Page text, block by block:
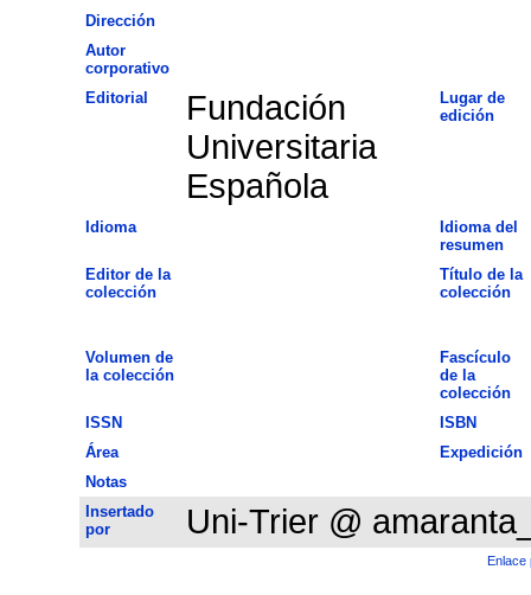
Dirección
Autor
corporativo
Editorial
Fundación
Universitaria
Española
Lugar de
edición
Idioma
Idioma del
resumen
Editor de la
colección
Título de la
colección
Volumen de
la colección
Fascículo
de la
colección
ISSN
ISBN
Área
Expedición
Notas
Insertado
por
Uni-Trier @
Enlace